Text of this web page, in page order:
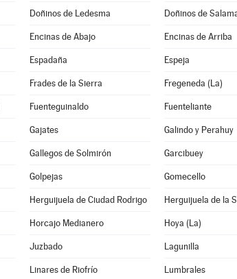
Doñinos de Ledesma Doñinos de
Encinas de Abajo Encinas de Arriba
Espadaña Espeja
Frades de la Sierra Fregeneda (La)
Fuenteguinaldo Fuenteliante
Gajates Galindo y Perahuy
Gallegos de Solmirón Garcibuey
Golpejas Gomecello
Herguijuela de Ciudad Rodrigo Herguijuela de la
Horcajo Medianero Hoya (La)
Juzbado Lagunilla
Linares de Riofrío Lumbrales